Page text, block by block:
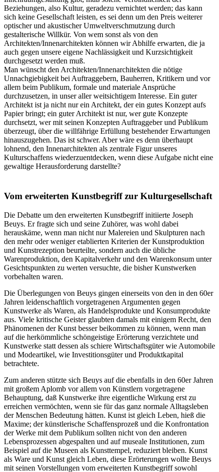
Beziehungen, also Kultur, geradezu vernichtet werden; das kann
sich keine Gesellschaft leisten, es sei denn um den Preis weiterer
optischer und akustischer Umweltverschmutzung durch
gestalterische Willkür. Von wem sonst als von den
Architekten/Innenarchitekten können wir Abhilfe erwarten, die ja
auch gegen unsere eigene Nachlässigkeit und Kurzsichtigkeit
durchgesetzt werden muß.
Man wünscht den Architekten/Innenarchitekten die nötige
Unnachgiebigkeit bei Auftraggebern, Bauherren, Kritikern und vor
allem beim Publikum, formale und materiale Ansprüche
durchzusetzen, in unser aller weitsichtigem Interesse. Ein guter
Architekt ist ja nicht nur ein Architekt, der ein gutes Konzept aufs
Papier bringt; ein guter Architekt ist nur, wer gute Konzepte
durchsetzt, wer mit seinen Konzepten Auftraggeber und Publikum
überzeugt, über die willfährige Erfüllung bestehender Erwartungen
hinauszugehen. Das ist schwer. Aber wäre es denn überhaupt
lohnend, den Innenarchitekten als zentrale Figur unseres
Kulturschaffens wiederzuentdecken, wenn diese Aufgabe nicht eine
gewaltige Herausforderung darstellte?
Vom erweiterten Kunstbegriff zur Kulturgesellschaft
Die Debatte um den erweiterten Kunstbegriff initiierte Joseph
Beuys. Er fragte sich und seine Zuhörer, was wohl dabei
herauskäme, wenn man nicht nur Malereien und Skulpturen nach
den mehr oder weniger etablierten Kriterien der Kunstproduktion
und Kunstrezeption beurteilte, sondern auch die übliche
Warenproduktion, den Kapitalverkehr und den Warenkonsum unter
Gesichtspunkten zu werten versuchte, die bisher Kunstwerken
vorbehalten waren.
Die Überlegungen von Beuys gingen einerseits von den in den 60er
Jahren leidenschaftlich vorgetragenen Argumenten gegen
Kunstwerke als Waren, als Handelsprodukte und Konsumprodukte
aus. Viele kritische Geister glaubten damals mit einigem Recht, den
Phänomenen der Kunst besser beikommen zu können, wenn man
auf die herkömmliche schöngeistige Erörterung verzichtete und
Kunstwerke statt dessen als schiere Wirtschaftsgüter wie Automobile
und Modeartikel, wie Investitionsgüter und Produktkapital
betrachtete.
Zum anderen stützte sich Beuys auf die ebenfalls in den 60er Jahren
mit großem Aplomb vor allem von Künstlern vorgetragene
Behauptung, daß Kunstwerke ihre eigentliche Wirkung erst zu
erreichen vermöchten, wenn sie für das ganz normale Alltagsleben
der Menschen Bedeutung hätten. Kunst ist gleich Leben, hieß die
Maxime; der künstlerische Schaffensprozeß und die Konfrontation
der Werke mit dem Publikum sollten nicht von den anderen
Lebensprozessen abgespalten und auf museale Institutionen, zum
Beispiel auf die Museen als Kunsttempel, reduziert bleiben. Kunst
als Ware und Kunst gleich Leben, diese Erörterungen wollte Beuys
mit seinen Vorstellungen vom erweiterten Kunstbegriff sowohl